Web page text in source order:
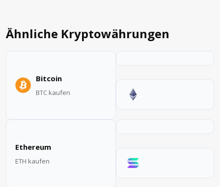
Ähnliche Kryptowährungen
Bitcoin
BTC kaufen
Ethereum
ETH kaufen